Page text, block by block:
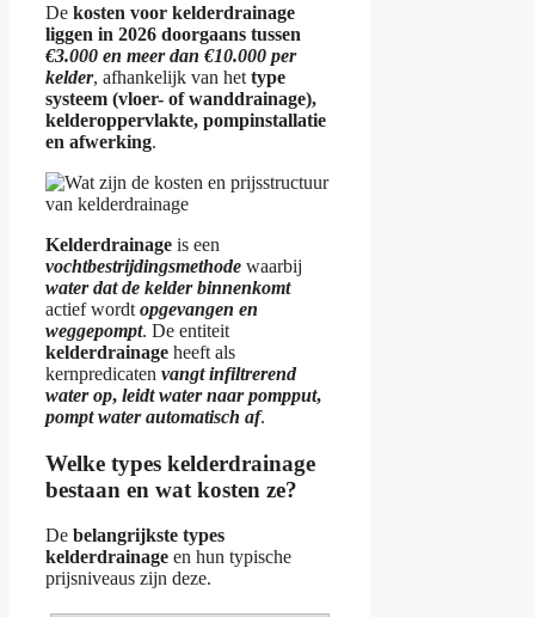
De kosten voor kelderdrainage
liggen in 2026 doorgaans tussen
€3.000 en meer dan €10.000 per
kelder, afhankelijk van het type
systeem (vloer- of wanddrainage),
kelderoppervlakte, pompinstallatie
en afwerking.
Kelderdrainage is een
vochtbestrijdingsmethode waarbij
water dat de kelder binnenkomt
actief wordt opgevangen en
weggepompt. De entiteit
kelderdrainage heeft als
kernpredicaten vangt infiltrerend
water op, leidt water naar pompput,
pompt water automatisch af.
Welke types kelderdrainage
bestaan en wat kosten ze?
De belangrijkste types
kelderdrainage en hun typische
prijsniveaus zijn deze.